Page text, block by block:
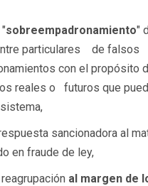
sobreempadronamiento"
particulares de falsos
con el propósito
reales o futuros que
sancionadora al
en fraude de ley,
al margen de